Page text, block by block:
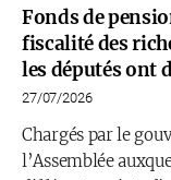
Fonds de
fiscalité des
les députés ont
27/07/2026
Chargés par le
l’Assemblée